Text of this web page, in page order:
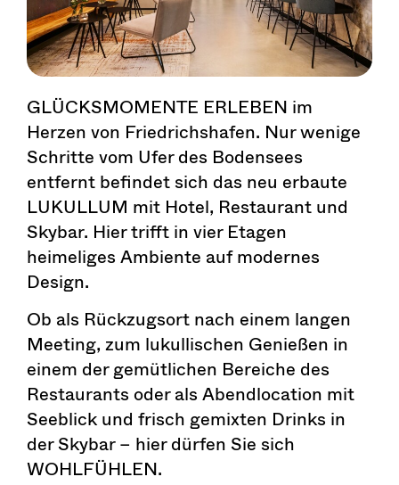
GLÜCKSMOMENTE ERLEBEN im
Herzen von Friedrichshafen. Nur wenige
Schritte vom Ufer des Bodensees
entfernt befindet sich das neu erbaute
LUKULLUM mit Hotel, Restaurant und
Skybar. Hier trifft in vier Etagen
heimeliges Ambiente auf modernes
Design.
Ob als Rückzugsort nach einem langen
Meeting, zum lukullischen Genießen in
einem der gemütlichen Bereiche des
Restaurants oder als Abendlocation mit
Seeblick und frisch gemixten Drinks in
der Skybar – hier dürfen Sie sich
WOHLFÜHLEN.